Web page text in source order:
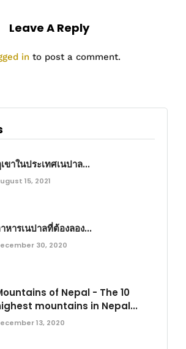
Leave A Reply
in to post a comment.
ขาในประเทศเนปาล...
15, 2021
หารเนปาลที่ต้องลอง...
30, 2020
of Nepal - The 10
mountains in Nepal...
13, 2020